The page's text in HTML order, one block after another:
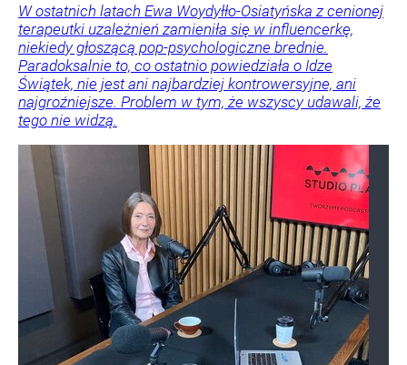
W ostatnich latach Ewa Woydyłło-Osiatyńska z cenionej
terapeutki uzależnień zamieniła się w influencerkę,
niekiedy głoszącą pop-psychologiczne brednie.
Paradoksalnie to, co ostatnio powiedziała o Idze
Świątek, nie jest ani najbardziej kontrowersyjne, ani
najgroźniejsze. Problem w tym, że wszyscy udawali, że
tego nie widzą.